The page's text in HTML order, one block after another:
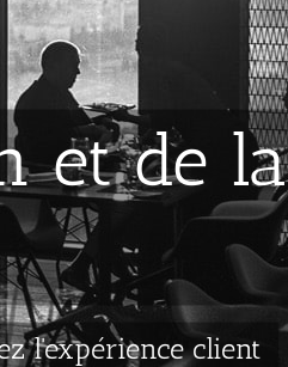
et de la
l'expérience client